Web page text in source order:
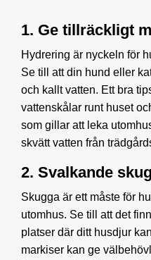
1. Ge tillräckligt
Hydrering är nyckeln för
Se till att din hund eller
och kallt vatten. Ett bra
vattenskålar runt huset
som gillar att leka
skvätt vatten från
2. Svalkande
Skugga är ett måste för
utomhus. Se till att det
platser där ditt husdjur
markiser kan ge